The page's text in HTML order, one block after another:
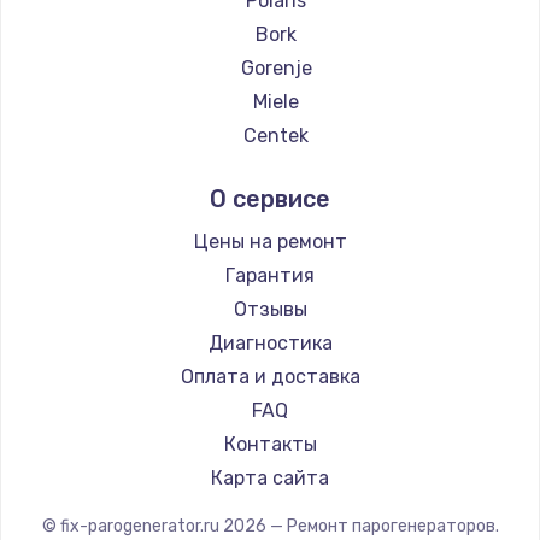
Замена температурного датчика
2500 руб.
Заказать
Замена электроконфорки
Заказать
Техобслуживание
900 руб.
Заказать
Установка / подключение / демонтаж
1300 руб.
Заказать
Bork
Gorenje
Miele
Centek
Hotpoint Ariston
DELTA
Silter
Chayka
Beko
Vivitek
RED solution
О сервисе
Цены на ремонт
Гарантия
Отзывы
Диагностика
Оплата и доставка
FAQ
Контакты
Карта сайта
© fix-parogenerator.ru 2026 — Ремонт парогенераторов.